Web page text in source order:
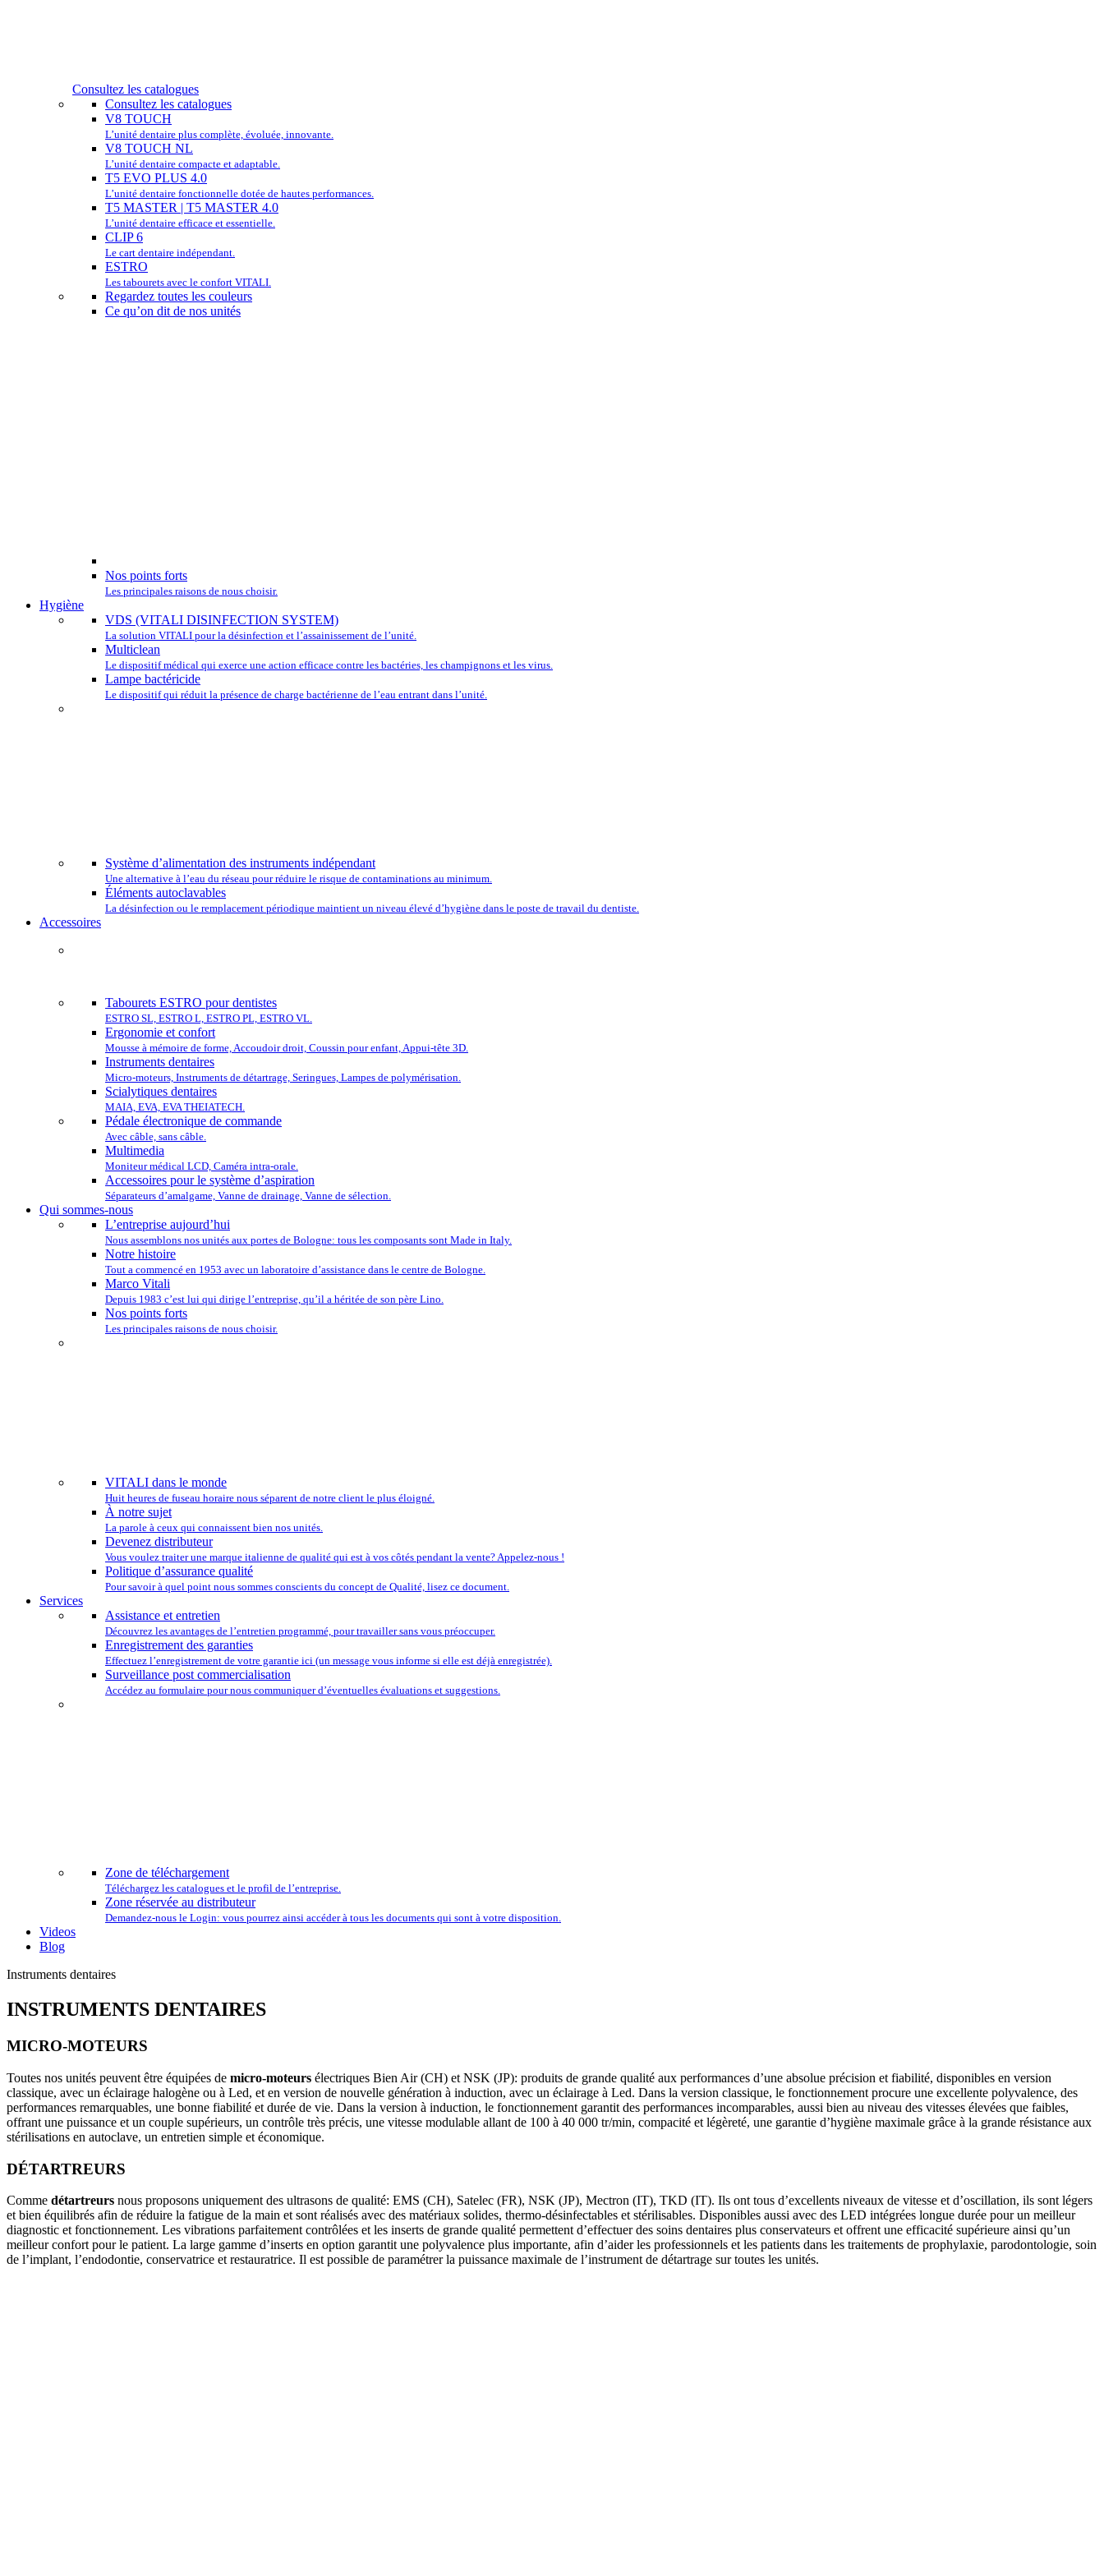
Consultez les catalogues
Consultez les catalogues
V8 TOUCH
L’unité dentaire plus complète, évoluée, innovante.
V8 TOUCH NL
L’unité dentaire compacte et adaptable.
T5 EVO PLUS 4.0
L’unité dentaire fonctionnelle dotée de hautes performances.
T5 MASTER | T5 MASTER 4.0
L’unité dentaire efficace et essentielle.
CLIP 6
Le cart dentaire indépendant.
ESTRO
Les tabourets avec le confort VITALI.
Regardez toutes les couleurs
Ce qu’on dit de nos unités
Nos points forts
Les principales raisons de nous choisir.
Hygiène
VDS (VITALI DISINFECTION SYSTEM)
La solution VITALI pour la désinfection et l’assainissement de l’unité.
Multiclean
Le dispositif médical qui exerce une action efficace contre les bactéries, les champignons et les virus.
Lampe bactéricide
Le dispositif qui réduit la présence de charge bactérienne de l’eau entrant dans l’unité.
Système d’alimentation des instruments indépendant
Une alternative à l’eau du réseau pour réduire le risque de contaminations au minimum.
Éléments autoclavables
La désinfection ou le remplacement périodique maintient un niveau élevé d’hygiène dans le poste de travail du dentiste.
Accessoires
Tabourets ESTRO pour dentistes
ESTRO SL, ESTRO L, ESTRO PL, ESTRO VL.
Ergonomie et confort
Mousse à mémoire de forme, Accoudoir droit, Coussin pour enfant, Appui-tête 3D.
Instruments dentaires
Micro-moteurs, Instruments de détartrage, Seringues, Lampes de polymérisation.
Scialytiques dentaires
MAIA, EVA, EVA THEIATECH.
Pédale électronique de commande
Avec câble, sans câble.
Multimedia
Moniteur médical LCD, Caméra intra-orale.
Accessoires pour le système d’aspiration
Séparateurs d’amalgame, Vanne de drainage, Vanne de sélection.
Qui sommes-nous
L’entreprise aujourd’hui
Nous assemblons nos unités aux portes de Bologne: tous les composants sont Made in Italy.
Notre histoire
Tout a commencé en 1953 avec un laboratoire d’assistance dans le centre de Bologne.
Marco Vitali
Depuis 1983 c’est lui qui dirige l’entreprise, qu’il a héritée de son père Lino.
Nos points forts
Les principales raisons de nous choisir.
VITALI dans le monde
Huit heures de fuseau horaire nous séparent de notre client le plus éloigné.
À notre sujet
La parole à ceux qui connaissent bien nos unités.
Devenez distributeur
Vous voulez traiter une marque italienne de qualité qui est à vos côtés pendant la vente? Appelez-nous !
Politique d’assurance qualité
Pour savoir à quel point nous sommes conscients du concept de Qualité, lisez ce document.
Services
Assistance et entretien
Découvrez les avantages de l’entretien programmé, pour travailler sans vous préoccuper.
Enregistrement des garanties
Effectuez l’enregistrement de votre garantie ici (un message vous informe si elle est déjà enregistrée).
Surveillance post commercialisation
Accédez au formulaire pour nous communiquer d’éventuelles évaluations et suggestions.
Zone de téléchargement
Téléchargez les catalogues et le profil de l’entreprise.
Zone réservée au distributeur
Demandez-nous le Login: vous pourrez ainsi accéder à tous les documents qui sont à votre disposition.
Videos
Blog
Instruments dentaires
INSTRUMENTS DENTAIRES
MICRO-MOTEURS
Toutes nos unités peuvent être équipées de micro-moteurs électriques Bien Air (CH) et NSK (JP): produits de grande qualité aux performances d’une absolue précision et fiabilité, disponibles en version
classique, avec un éclairage halogène ou à Led, et en version de nouvelle génération à induction, avec un éclairage à Led. Dans la version classique, le fonctionnement procure une excellente polyvalence, des
performances remarquables, une bonne fiabilité et durée de vie. Dans la version à induction, le fonctionnement garantit des performances incomparables, aussi bien au niveau des vitesses élevées que faibles,
offrant une puissance et un couple supérieurs, un contrôle très précis, une vitesse modulable allant de 100 à 40 000 tr/min, compacité et légèreté, une garantie d’hygiène maximale grâce à la grande résistance aux
stérilisations en autoclave, un entretien simple et économique.
DÉTARTREURS
Comme détartreurs nous proposons uniquement des ultrasons de qualité: EMS (CH), Satelec (FR), NSK (JP), Mectron (IT), TKD (IT). Ils ont tous d’excellents niveaux de vitesse et d’oscillation, ils sont légers
et bien équilibrés afin de réduire la fatigue de la main et sont réalisés avec des matériaux solides, thermo-désinfectables et stérilisables. Disponibles aussi avec des LED intégrées longue durée pour un meilleur
diagnostic et fonctionnement. Les vibrations parfaitement contrôlées et les inserts de grande qualité permettent d’effectuer des soins dentaires plus conservateurs et offrent une efficacité supérieure ainsi qu’un
meilleur confort pour le patient. La large gamme d’inserts en option garantit une polyvalence plus importante, afin d’aider les professionnels et les patients dans les traitements de prophylaxie, parodontologie, soin
de l’implant, l’endodontie, conservatrice et restauratrice. Il est possible de paramétrer la puissance maximale de l’instrument de détartrage sur toutes les unités.